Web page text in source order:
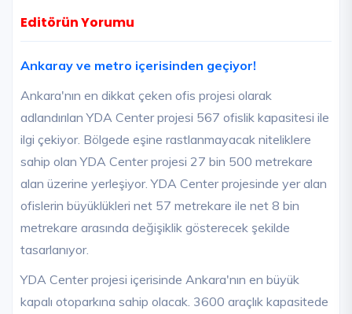
Editörün Yorumu
Ankaray ve metro içerisinden geçiyor!
Ankara'nın en dikkat çeken ofis projesi olarak
adlandırılan YDA Center projesi 567 ofislik kapasitesi ile
ilgi çekiyor. Bölgede eşine rastlanmayacak niteliklere
sahip olan YDA Center projesi 27 bin 500 metrekare
alan üzerine yerleşiyor. YDA Center projesinde yer alan
ofislerin büyüklükleri net 57 metrekare ile net 8 bin
metrekare arasında değişiklik gösterecek şekilde
tasarlanıyor.
YDA Center projesi içerisinde Ankara'nın en büyük
kapalı otoparkına sahip olacak. 3600 araçlık kapasitede